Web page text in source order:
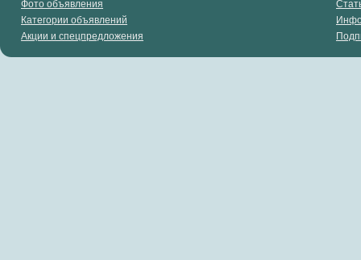
Фото объявления
Категории объявлений
Акции и спецпредложения